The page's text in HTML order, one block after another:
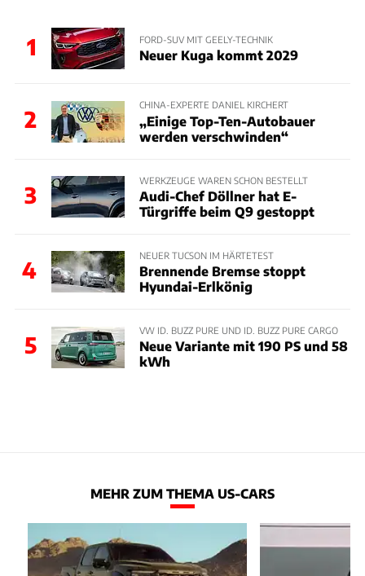
1 FORD-SUV MIT GEELY-TECHNIK
Neuer Kuga kommt 2029
2
CHINA-EXPERTE DANIEL KIRCHERT
„Einige Top-Ten-Autobauer
werden verschwinden“
3
WERKZEUGE WAREN SCHON BESTELLT
Audi-Chef Döllner hat E-
Türgriffe beim Q9 gestoppt
4
NEUER TUCSON IM HÄRTETEST
Brennende Bremse stoppt
Hyundai-Erlkönig
5
VW ID. BUZZ PURE UND ID. BUZZ PURE CARGO
Neue Variante mit 190 PS und 58
kWh
MEHR ZUM THEMA US-CARS